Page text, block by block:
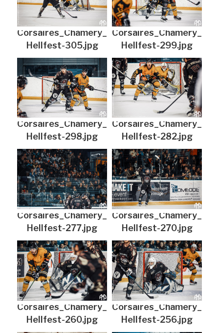
Corsaires_Chamery_
Hellfest-305.jpg
Corsaires_Chamery_
Hellfest-299.jpg
Corsaires_Chamery_
Hellfest-298.jpg
Corsaires_Chamery_
Hellfest-282.jpg
Corsaires_Chamery_
Hellfest-277.jpg
Corsaires_Chamery_
Hellfest-270.jpg
Corsaires_Chamery_
Hellfest-260.jpg
Corsaires_Chamery_
Hellfest-256.jpg